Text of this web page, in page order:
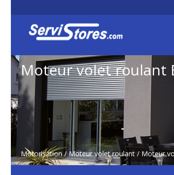
Moteur volet roulant
Motorisation /Moteur volet roulant / Moteur